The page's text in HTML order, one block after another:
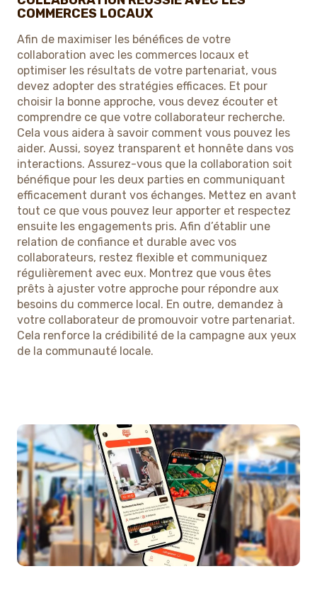
COMMERCES LOCAUX
Afin de maximiser les bénéfices de votre
collaboration avec les commerces locaux et
optimiser les résultats de votre partenariat, vous
devez adopter des stratégies efficaces. Et pour
choisir la bonne approche, vous devez écouter et
comprendre ce que votre collaborateur recherche.
Cela vous aidera à savoir comment vous pouvez les
aider. Aussi, soyez transparent et honnête dans vos
interactions. Assurez-vous que la collaboration soit
bénéfique pour les deux parties en communiquant
efficacement durant vos échanges. Mettez en avant
tout ce que vous pouvez leur apporter et respectez
ensuite les engagements pris. Afin d’établir une
relation de confiance et durable avec vos
collaborateurs, restez flexible et communiquez
régulièrement avec eux. Montrez que vous êtes
prêts à ajuster votre approche pour répondre aux
besoins du commerce local. En outre, demandez à
votre collaborateur de promouvoir votre partenariat.
Cela renforce la crédibilité de la campagne aux yeux
de la communauté locale.